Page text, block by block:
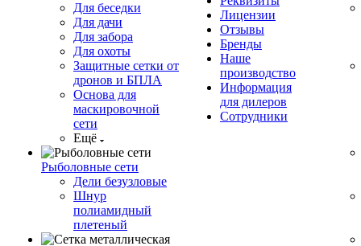
Для беседки
Для дачи
Для забора
Для охоты
Защитные сетки от
дронов и БПЛА
Основа для
маскировочной
сети
Ещё
Рыболовные сети
Дели безузловые
Шнур
полиамидный
плетеный
Лицензии
Отзывы
Бренды
Наше
производство
Информация
для дилеров
Сотрудники